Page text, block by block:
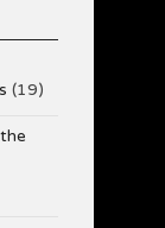
(19)